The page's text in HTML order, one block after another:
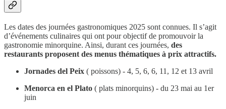
Les dates des journées gastronomiques 2025 sont connues. Il s’agit
d’événements culinaires qui ont pour objectif de promouvoir la
gastronomie minorquine. Ainsi, durant ces journées, des
restaurants proposent des menus thématiques à prix attractifs.
Jornades del Peix ( poissons) - 4, 5, 6, 6, 11, 12 et 13 avril
Menorca en el Plato ( plats minorquins) - du 23 mai au 1er
juin